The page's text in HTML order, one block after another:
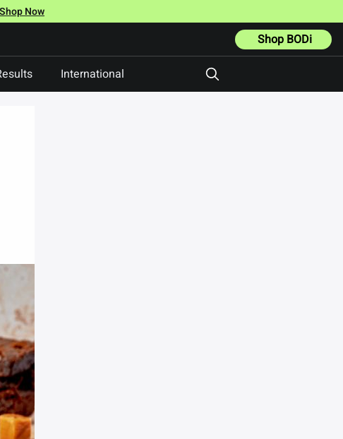
Shop Now
Shop BODi
International